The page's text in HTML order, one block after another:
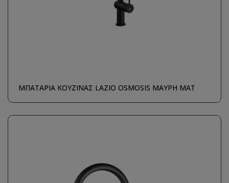
ΜΠΑΤΑΡΙΑ ΚΟΥΖΙΝΑΣ LAZIO OSMOSIS ΜΑΥΡΗ ΜΑΤ